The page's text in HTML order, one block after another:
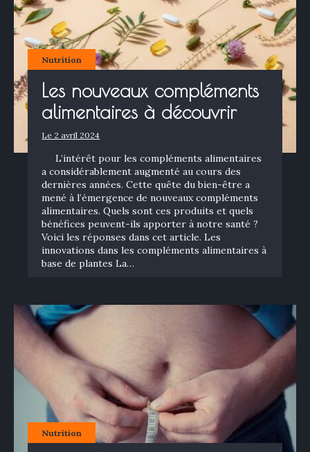
Nutrition
Les nouveaux compléments
alimentaires à découvrir
Le 2 avril 2024
L’intérêt pour les compléments alimentaires
a considérablement augmenté au cours des
dernières années. Cette quête du bien-être a
mené à l’émergence de nouveaux compléments
alimentaires. Quels sont ces produits et quels
bénéfices peuvent-ils apporter à notre santé ?
Voici les réponses dans cet article. Les
innovations dans les compléments alimentaires à
base de plantes La…
Nutrition
×
Rechercher
: